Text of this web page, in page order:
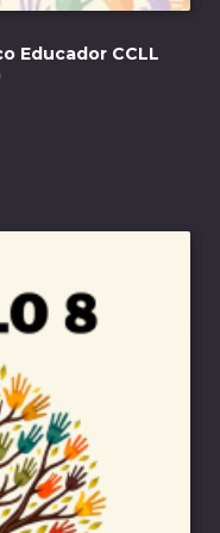
Educador CCLL